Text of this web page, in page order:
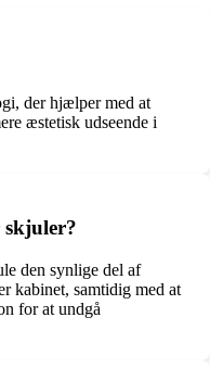
der hjælper med at
æstetisk udseende i
den synlige del af
kabinet, samtidig med at
for at undgå